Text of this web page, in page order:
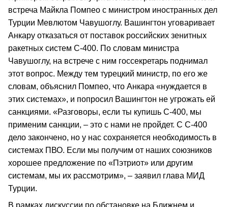
встреча Майкла Помпео с министром иностранных дел
Турции Мевлютом Чавушоглу. Вашингтон уговаривает
Анкару отказаться от поставок российских зенитных
ракетных систем С-400. По словам министра
Чавушоглу, на встрече с ним госсекретарь поднимал
этот вопрос. Между тем турецкий министр, по его же
словам, объяснил Помпео, что Анкара «нуждается в
этих системах», и попросил Вашингтон не угрожать ей
санкциями. «Разговоры, если ты купишь С-400, мы
применим санкции, – это с нами не пройдет. С С-400
дело закончено, но у нас сохраняется необходимость в
системах ПВО. Если мы получим от наших союзников
хорошее предложение по «Пэтриот» или другим
системам, мы их рассмотрим», – заявил глава МИД
Турции.
В рамках дискуссии по обстановке на Ближнем и